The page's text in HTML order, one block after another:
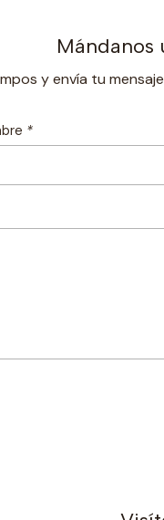
Mándanos
y envía tu
*